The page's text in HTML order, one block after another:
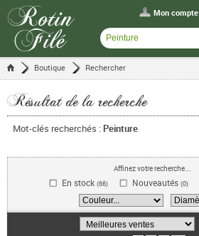
Mon compte
Boutique Rechercher
Résultat de la recherche
Mot-clés recherchés :Peinture
Affinez votre recherche...
En stock (66) Nouveautés (0)